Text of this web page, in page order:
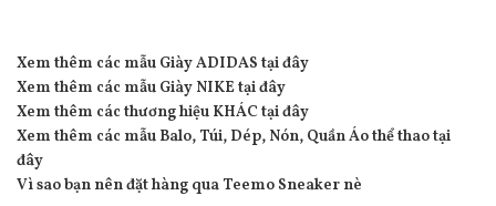
Xem thêm các mẫu Giày ADIDAS tại đây
Xem thêm các mẫu Giày NIKE tại đây
Xem thêm các thương hiệu KHÁC tại đây
Xem thêm các mẫu Balo, Túi, Dép, Nón, Quần Áo thể thao tại
đây
Vì sao bạn nên đặt hàng qua Teemo Sneaker nè